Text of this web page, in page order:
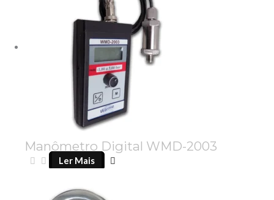
Manômetro Digital WMD-2003
Ler Mais